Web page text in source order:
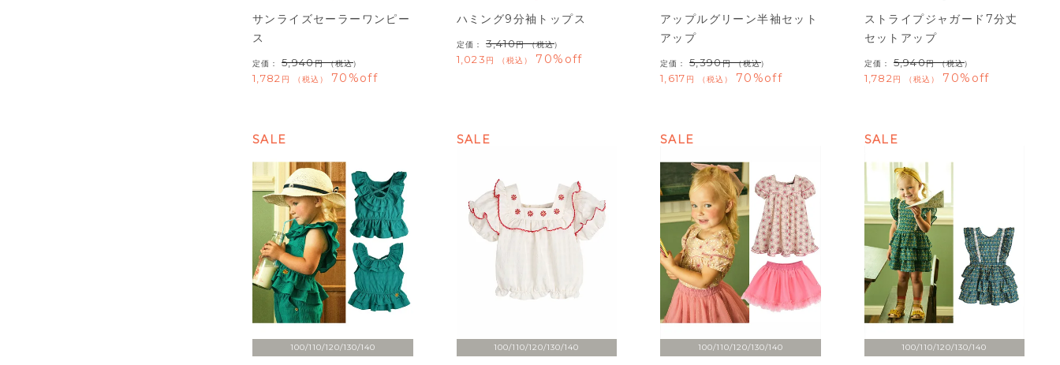
サンライズセーラーワンピー
ス
定価： 5,940 （税込）
1,782 税込 70%off
ハミング9分袖トップス
定価： 3,410 （税込）
1,023 税込 70%off
アップルグリーン半袖セット
アップ
定価： 5,390 （税込）
1,617 税込 70%off
ストライプジャガード7分丈
セットアップ
定価： 5,940 （税込）
1,782 税込 70%off
100/110/120/130/140
SALE
100/110/120/130/140
SALE
100/110/120/130/140
SALE
100/110/120/130/140
SALE